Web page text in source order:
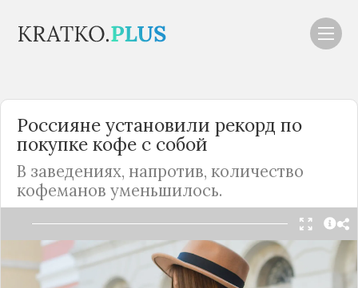
Россияне установили рекорд по
покупке кофе с собой
В заведениях, напротив, количество
кофеманов уменьшилось.
Читать в Telegram